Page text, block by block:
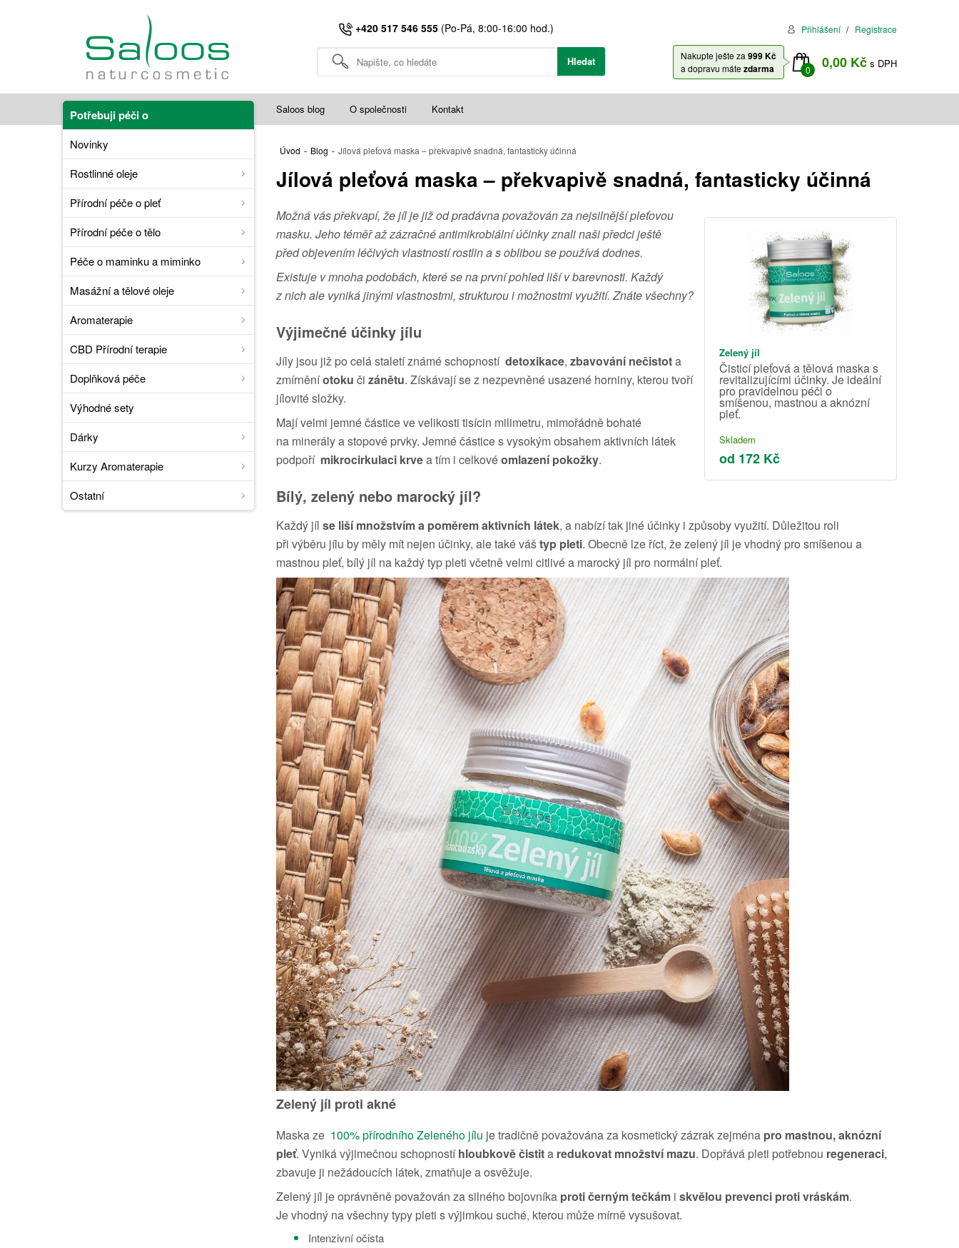
+420 517 546 555(Po-Pá, 8:00-16:00 hod.) Přihlášení Registrace
Hledat
0 0,00 Kč s DPH
Nakupte ješte za 999 Kč
a dopravu mátezdarma
Saloos blog O společnosti Kontakt
Potřebuji péči o
Novinky
Rostlinné oleje
Přírodní péče o pleť
Přírodní péče o tělo
Péče o maminku a miminko
Masážní a tělové oleje
Aromaterapie
CBD Přírodní terapie
Doplňková péče
Výhodné sety
Dárky
Kurzy Aromaterapie
Ostatní
Úvod - Blog - Jílová pleťová maska – překvapivě snadná, fantasticky účinná
Jílová pleťová maska – překvapivě snadná, fantasticky účinná
Zelený jíl
Čisticí pleťová a tělová maska s
revitalizujícími účinky. Je ideální
pro pravidelnou péči o
smíšenou, mastnou a aknózní
pleť.
Skladem
od 172 Kč
Možná vás překvapí, že jíl je již od pradávna považován za nejsilnější pleťovou
masku. Jeho téměř až zázračné antimikrobiální účinky znali naši předci ještě
před objevením léčivých vlastností rostlin a s oblibou se používá dodnes.
Existuje v mnoha podobách, které se na první pohled liší v barevnosti. Každý
z nich ale vyniká jinými vlastnostmi, strukturou i možnostmi využití. Znáte všechny?
Výjimečné účinky jílu
Jíly jsou již po celá staletí známé schopností detoxikace, zbavování nečistota
zmírněníotoku či zánětu. Získávají se z nezpevněné usazené horniny, kterou tvoří
jílovité složky.
Mají velmi jemné částice ve velikosti tisícin milimetru, mimořádně bohaté
na minerály a stopové prvky. Jemné částice s vysokým obsahem aktivních látek
podpoří mikrocirkulaci krvea tím i celkovéomlazení pokožky.
Bílý, zelený nebo marocký jíl?
Každý jíl se liší množstvím a poměrem aktivních látek, a nabízí tak jiné účinky i způsoby využití. Důležitou roli
při výběru jílu by měly mít nejen účinky, ale také váštyp pleti. Obecně lze říct, že zelený jíl je vhodný pro smíšenou a
mastnou pleť, bílý jíl na každý typ pleti včetně velmi citlivé a marocký jíl pro normální pleť.
Zelený jíl proti akné
Maska ze 100% přírodního Zeleného jílu je tradičně považována za kosmetický zázrak zejména pro mastnou, aknózní
pleť. Vyniká výjimečnou schopnostíhloubkově čistita redukovat množství mazu. Dopřává pleti potřebnou regeneraci,
zbavuje ji nežádoucích látek, zmatňuje a osvěžuje.
Zelený jíl je oprávněně považován za silného bojovníka proti černým tečkám i skvělou prevenci proti vráskám.
Je vhodný na všechny typy pleti s výjimkou suché, kterou může mírně vysušovat.
Intenzivní očista